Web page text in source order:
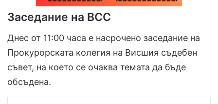
Заседание на ВСС
Днес от 11:00 часа е насрочено заседание на
Прокурорската колегия на Висшия съдебен
съвет, на което се очаква темата да бъде
обсъдена.